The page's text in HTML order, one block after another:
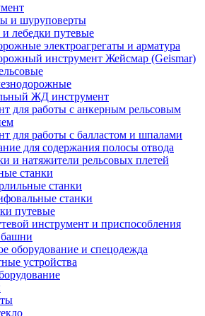
и шуруповерты
лебедки путевые
электроагрегаты и арматура
инструмент Жейсмар (Geismar)
ЖД инструмент
для работы с анкерным рельсовым
для работы с балластом и шпалами
для содержания полосы отвода
и натяжители рельсовых плетей
станки
станки
станки
путевые
инструмент и приспособления
оборудование и спецодежда
устройства